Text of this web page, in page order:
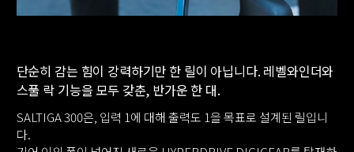
단순히 감는 힘이 강력하기만 한 릴이 아닙니다. 레벨와인더와
스풀 락 기능을 모두 갖춘, 반가운 한 대.
SALTIGA 300은, 입력 1에 대해 출력도 1을 목표로 설계된 릴입니
다.